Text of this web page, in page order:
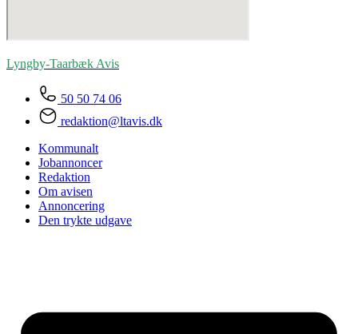
Lyngby-TaarbækAvis
50 50 74 06
redaktion@ltavis.dk
Kommunalt
Jobannoncer
Redaktion
Om avisen
Annoncering
Den trykte udgave